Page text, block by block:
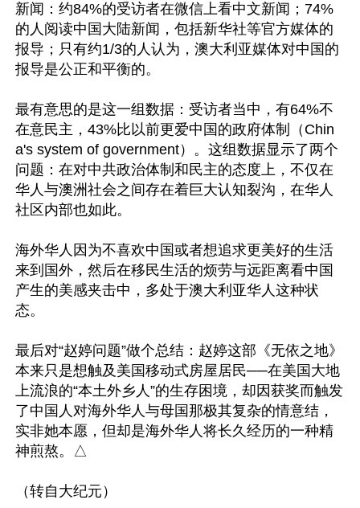
新闻：约84%的受访者在微信上看中文新闻；74%
的人阅读中国大陆新闻，包括新华社等官方媒体的
报导；只有约1/3的人认为，澳大利亚媒体对中国的
报导是公正和平衡的。
最有意思的是这一组数据：受访者当中，有64%不
在意民主，43%比以前更爱中国的政府体制（Chin
a's system of government）。这组数据显示了两个
问题：在对中共政治体制和民主的态度上，不仅在
华人与澳洲社会之间存在着巨大认知裂沟，在华人
社区内部也如此。
海外华人因为不喜欢中国或者想追求更美好的生活
来到国外，然后在移民生活的烦劳与远距离看中国
产生的美感夹击中，多处于澳大利亚华人这种状
态。
最后对“赵婷问题”做个总结：赵婷这部《无依之地》
本来只是想触及美国移动式房屋居民──在美国大地
上流浪的“本土外乡人”的生存困境，却因获奖而触发
了中国人对海外华人与母国那极其复杂的情意结，
实非她本愿，但却是海外华人将长久经历的一种精
神煎熬。△